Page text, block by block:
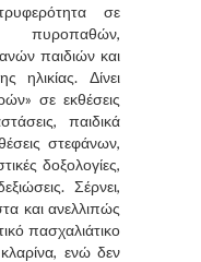
σε
πυροπαθών,
παιδιών και
ηλικίας. Δίνει
σε εκθέσεις
παιδικά
στεφάνων,
δοξολογίες,
Σέρνει,
και ανελλιπώς
πασχαλιάτικο
ενώ δεν